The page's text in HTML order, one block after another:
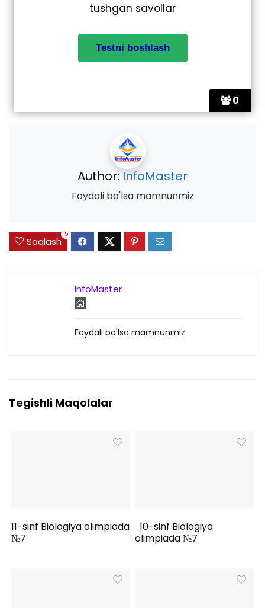
0
tushgan savollar
Author:InfoMaster
Foydali bo'lsa mamnunmiz
Saqlash
5
InfoMaster
Foydali bo'lsa mamnunmiz
Tegishli Maqolalar
11-sinf Biologiya olimpiada
№7
10-sinf Biologiya
olimpiada №7